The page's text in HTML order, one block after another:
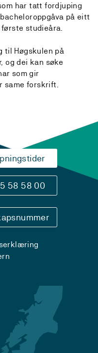
har tatt fordjuping
på eitt
studieåra.
til Høgskulen på
og dei kan søke
som gir
same forskrift.
58 58 00